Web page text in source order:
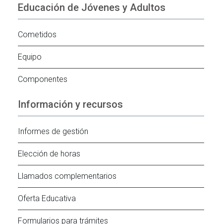
Educación de Jóvenes y Adultos
Cometidos
Equipo
Componentes
Información y recursos
Informes de gestión
Elección de horas
Llamados complementarios
Oferta Educativa
Formularios para trámites